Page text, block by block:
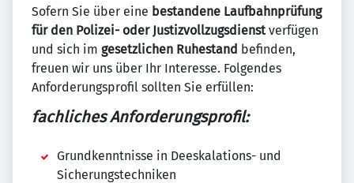
Sofern Sie über eine bestandene Laufbahnprüfung
für den Polizei- oder Justizvollzugsdienstverfügen
und sich im gesetzlichen Ruhestand befinden,
freuen wir uns über Ihr Interesse. Folgendes
Anforderungsprofil sollten Sie erfüllen:
fachliches Anforderungsprofil:
Grundkenntnisse in Deeskalations- und
Sicherungstechniken